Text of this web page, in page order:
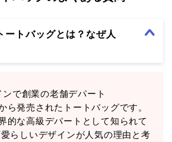
ートバッグとは？なぜ人
で創業の老舗デパート
ら発売されたトートバッグです。
的な高級デパートとして知られて
らしいデザインが人気の理由と考